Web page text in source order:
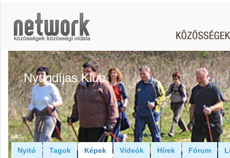
Nyugdíjas Klub
Nyitó Tagok Képek Videók Hírek Fórum